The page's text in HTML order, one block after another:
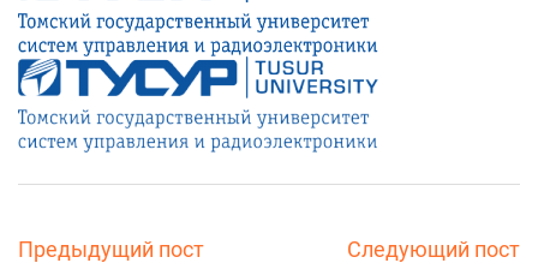
Предыдущий пост Следующий пост